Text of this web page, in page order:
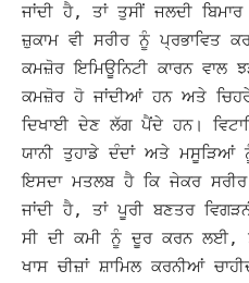
ਜਾਂਦੀ ਹੈ, ਤਾਂ ਤੁਸੀਂ ਜਲਦੀ
ਜ਼ੁਕਾਮ ਵੀ ਸਰੀਰ ਨੂੰ ਪ੍ਰਭਾਵਿਤ
ਕਮਜ਼ੋਰ ਇਮਿਊਨਿਟੀ ਕਾਰਨ
ਕਮਜ਼ੋਰ ਹੋ ਜਾਂਦੀਆਂ ਹਨ ਅਤੇ
ਦਿਖਾਈ ਦੇਣ ਲੱਗ ਪੈਂਦੇ ਹਨ।
ਯਾਨੀ ਤੁਹਾਡੇ ਦੰਦਾਂ ਅਤੇ ਮਸੂੜਿਆਂ
ਇਸਦਾ ਮਤਲਬ ਹੈ ਕਿ ਜੇਕਰ ਸਰੀਰ
ਜਾਂਦੀ ਹੈ, ਤਾਂ ਪੂਰੀ ਬਣਤਰ
ਸੀ ਦੀ ਕਮੀ ਨੂੰ ਦੂਰ ਕਰਨ ਲਈ,
ਖਾਸ ਚੀਜ਼ਾਂ ਸ਼ਾਮਿਲ ਕਰਨੀਆਂ